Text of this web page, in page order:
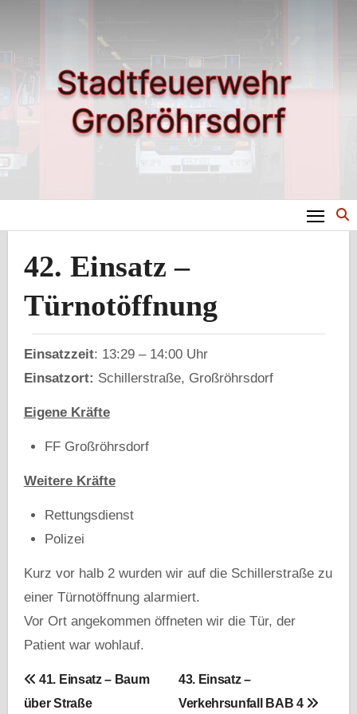
springen
42. Einsatz –
Türnotöffnung
Einsatzzeit: 13:29 – 14:00 Uhr
Einsatzort: Schillerstraße, Großröhrsdorf
Eigene Kräfte
FF Großröhrsdorf
Weitere Kräfte
Rettungsdienst
Polizei
Kurz vor halb 2 wurden wir auf die Schillerstraße zu
einer Türnotöffnung alarmiert.
Vor Ort angekommen öffneten wir die Tür, der
Patient war wohlauf.
B41. Einsatz – Baum
über Straße
43. Einsatz –
Verkehrsunfall BAB 4